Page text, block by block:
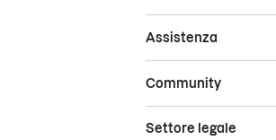
Assistenza
Community
Settore legale